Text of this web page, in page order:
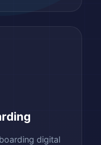
digital